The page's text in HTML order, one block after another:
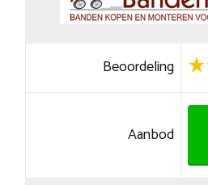
Beoordeling
Aanbod